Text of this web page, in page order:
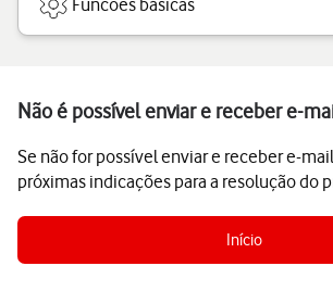
Funcões básicas
Não é possível enviar e receber e-
Se não for possível enviar e receber e-
próximas indicações para a resolução do
Início